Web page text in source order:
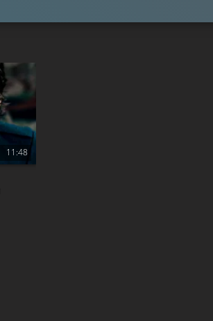
11:48